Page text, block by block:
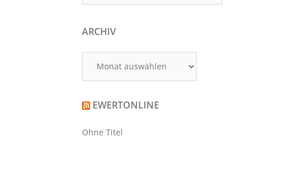
ARCHIV
EWERTONLINE
Ohne Titel